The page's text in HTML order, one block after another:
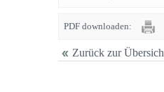
PDF downloaden:
Zurück zur